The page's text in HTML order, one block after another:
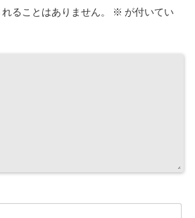
ることはありません。 ※ が付いてい